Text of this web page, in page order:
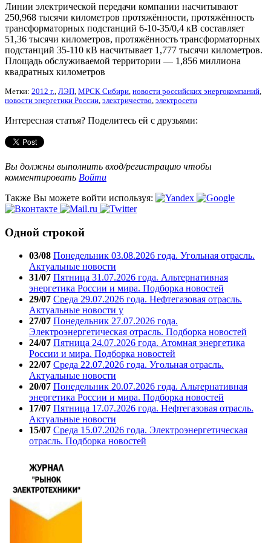
Линии электрической передачи компании насчитывают
250,968 тысячи километров протяжённости, протяжённость
трансформаторных подстанций 6-10-35/0,4 кВ составляет
51,36 тысячи километров, протяжённость трансформаторных
подстанций 35-110 кВ насчитывает 1,777 тысячи километров.
Площадь обслуживаемой территории — 1,856 миллиона
квадратных километров
Метки: 2012 г., ЛЭП, МРСК Сибири, новости российских энергокомпаний,
новости энергетики России, электричество, электросети
Интересная статья? Поделитесь ей с друзьями:
Вы должны выполнить вход/регистрацию чтобы
комментировать Войти
Также Вы можете войти используя:
Одной строкой
03/08 Понедельник 03.08.2026 года. Угольная отрасль.
Актуальные новости
31/07 Пятница 31.07.2026 года. Альтернативная
энергетика России и мира. Подборка новостей
29/07 Среда 29.07.2026 года. Нефтегазовая отрасль.
Актуальные новости у
27/07 Понедельник 27.07.2026 года.
Электроэнергетическая отрасль. Подборка новостей
24/07 Пятница 24.07.2026 года. Атомная энергетика
России и мира. Подборка новостей
22/07 Среда 22.07.2026 года. Угольная отрасль.
Актуальные новости
20/07 Понедельник 20.07.2026 года. Альтернативная
энергетика России и мира. Подборка новостей
17/07 Пятница 17.07.2026 года. Нефтегазовая отрасль.
Актуальные новости
15/07 Среда 15.07.2026 года. Электроэнергетическая
отрасль. Подборка новостей